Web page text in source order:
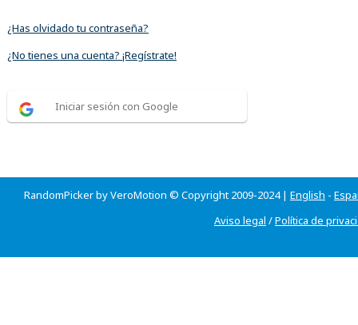
¿Has olvidado tu contraseña?
¿No tienes una cuenta? ¡Regístrate!
Iniciar sesión con Google
RandomPicker by VeroMotion © Copyright 2009-2024 | English -
Aviso legal /Política de